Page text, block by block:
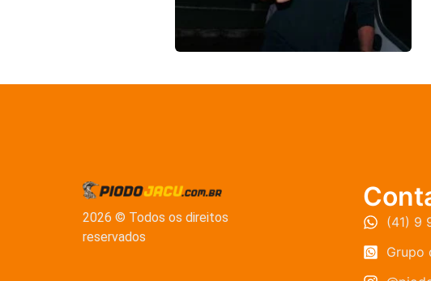
2026 © Todos os direitos
reservados
(41) 9
Grupo